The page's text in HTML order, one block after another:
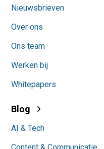
Nieuwsbrieven
Over ons
Ons team
Werken bij
Whitepapers
Blog
AI & Tech
Content & Communicatie